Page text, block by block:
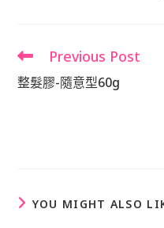
Read
articles
Previous Post
整髮膠-隨意型60g
YOU MIGHT ALSO